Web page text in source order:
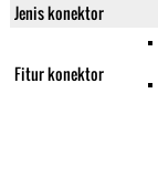
Jenis konektor
Fitur konektor